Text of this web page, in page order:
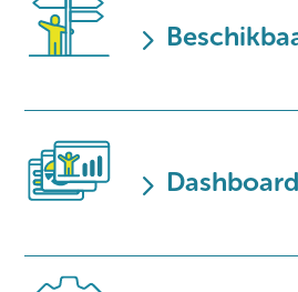
5
5